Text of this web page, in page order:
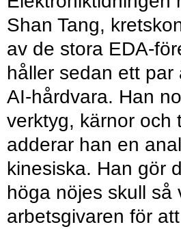
Shan Tang,
av de stora EDA-
håller sedan ett par
AI-hårdvara. Han
verktyg, kärnor och
adderar han en
kinesiska. Han gör
höga nöjes skull så
arbetsgivaren för